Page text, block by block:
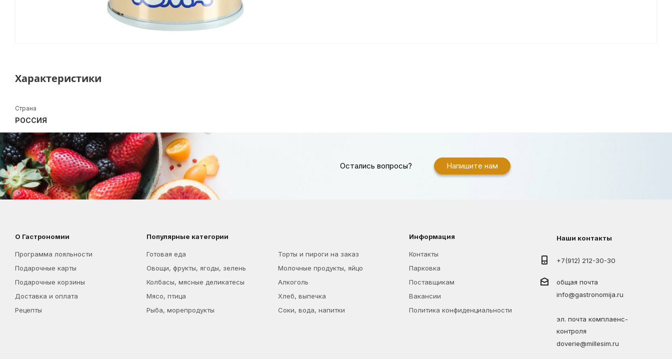
Характеристики
Страна
РОССИЯ
Остались вопросы? Напишите нам
О Гастрономии
Программа лояльности
Подарочные карты
Подарочные корзины
Доставка и оплата
Рецепты
Популярные категории
Готовая еда
Овощи, фрукты, ягоды, зелень
Колбасы, мясные деликатесы
Мясо, птица
Рыба, морепродукты
Торты и пироги на заказ
Молочные продукты, яйцо
Алкоголь
Хлеб, выпечка
Соки, вода, напитки
Информация
Контакты
Парковка
Поставщикам
Вакансии
Политика конфиденциальности
Наши контакты
+7(912) 212-30-30
общая почта
info@gastronomija.ru
эл. почта комплаенс-
контроля
doverie@millesim.ru